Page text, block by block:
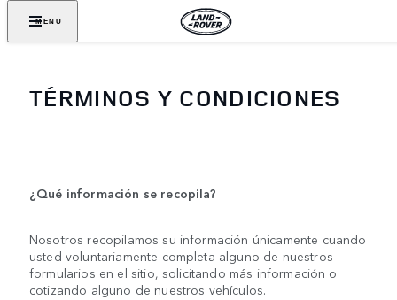
MENU
TÉRMINOS Y CONDICIONES
¿Qué información se recopila?
Nosotros recopilamos su información únicamente cuando
usted voluntariamente completa alguno de nuestros
formularios en el sitio, solicitando más información o
cotizando alguno de nuestros vehículos.